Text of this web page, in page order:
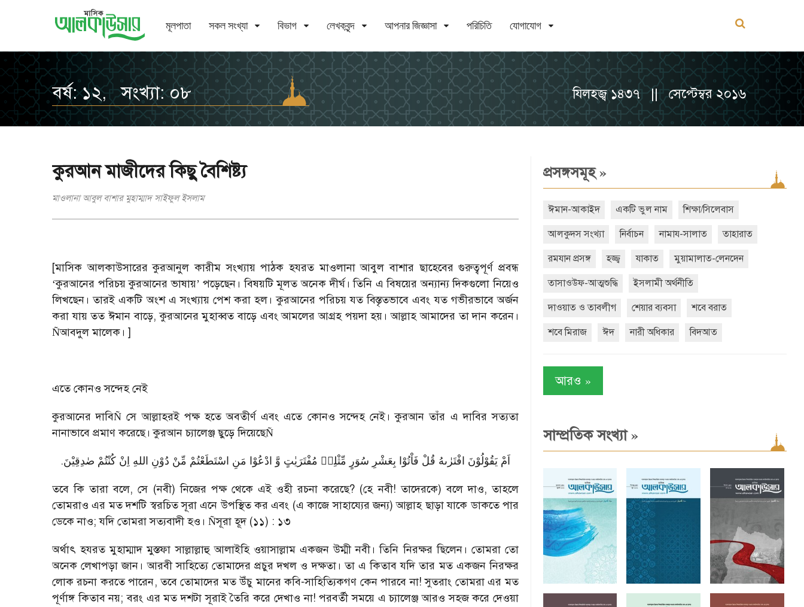
মূলপাতা সকল সংখ্যা বিভাগ লেখকবৃন্দ আপনার জিজ্ঞাসা পরিচিতি যোগাযোগ
বর্ষ: ১২, সংখ্যা: ০৮ যিলহজ্ব ১৪৩৭ || সেপ্টেম্বর ২০১৬
কুরআন মাজীদের কিছু বৈশিষ্ট্য
মাওলানা আবুল বাশার মুহাম্মাদ সাইফুল ইসলাম
[মাসিক আলকাউসারের কুরআনুল কারীম সংখ্যায় পাঠক হযরত মাওলানা আবুল বাশার ছাহেবের গুরুত্বপূর্ণ প্রবন্ধ
‘কুরআনের পরিচয় কুরআনের ভাষায়’পড়েছেন। বিষয়টি মূলত অনেক দীর্ঘ। তিনি এ বিষয়ের অন্যান্য দিকগুলো নিয়েও
লিখছেন। তারই একটি অংশ এ সংখ্যায় পেশ করা হল। কুরআনের পরিচয় যত বিস্তৃতভাবে এবং যত গভীরভাবে অর্জন
করা যায় তত ঈমান বাড়ে,কুরআনের মুহাব্বত বাড়ে এবং আমলের আগ্রহ পয়দা হয়। আল্লাহ আমাদের তা দান করেন।
Ñআবদুল মালেক। ]
এতে কোনও সন্দেহ নেই
কুরআনের দাবিÑ সে আল্লাহরই পক্ষ হতে অবতীর্ণ এবং এতে কোনও সন্দেহ নেই। কুরআন তাঁর এ দাবির সত্যতা
নানাভাবে প্রমাণ করেছে। কুরআন চ্যালেঞ্জ ছুড়ে দিয়েছেÑ
اَمْ یَقُوْلُوْنَ افْتَرٰىهُ قُلْ فَاْتُوْا بِعَشْرِ سُوَرٍ مِّثْلِهٖ مُفْتَرَیٰتٍ وَّ ادْعُوْا مَنِ اسْتَطَعْتُمْ مِّنْ دُوْنِ اللهِ اِنْ كُنْتُمْ صٰدِقِیْنَ.
তবে কি তারা বলে,সে (নবী) নিজের পক্ষ থেকে এই ওহী রচনা করেছে? (হে নবী! তাদেরকে) বলে দাও,তাহলে
তোমরাও এর মত দশটি স্বরচিত সূরা এনে উপস্থিত কর এবং (এ কাজে সাহায্যের জন্য) আল্লাহ ছাড়া যাকে ডাকতে পার
ডেকে নাও;যদি তোমরা সত্যবাদী হও। Ñসূরা হূদ (১১) : ১৩
অর্থাৎ হযরত মুহাম্মাদ মুস্তফা সাল্লাল্লাহু আলাইহি ওয়াসাল্লাম একজন উম্মী নবী। তিনি নিরক্ষর ছিলেন। তোমরা তো
অনেক লেখাপড়া জান। আরবী সাহিত্যে তোমাদের প্রচুর দখল ও দক্ষতা। তা এ কিতাব যদি তার মত একজন নিরক্ষর
লোক রচনা করতে পারেন,তবে তোমাদের মত উঁচু মানের কবি-সাহিত্যিকগণ কেন পারবে না! সুতরাং তোমরা এর মত
পূর্ণাঙ্গ কিতাব নয়;বরং এর মত দশটা সূরাই তৈরি করে দেখাও না! পরবর্তী সময়ে এ চ্যালেঞ্জ আরও সহজ করে দেওয়া
প্রসঙ্গসমূহ»
ঈমান-আকাইদ একটি ভুল নাম শিক্ষা/সিলেবাস
আলকুদস সংখ্যা নির্বাচন নামায-সালাত তাহারাত
রমযান প্রসঙ্গ হজ্জ্ব যাকাত মুয়ামালাত-লেনদেন
তাসাওউফ-আত্মশুদ্ধি ইসলামী অর্থনীতি
দাওয়াত ও তাবলীগ শেয়ার ব্যবসা শবে বরাত
শবে মিরাজ ঈদ নারী অধিকার বিদআত
আরও »
সাম্প্রতিক সংখ্যা»